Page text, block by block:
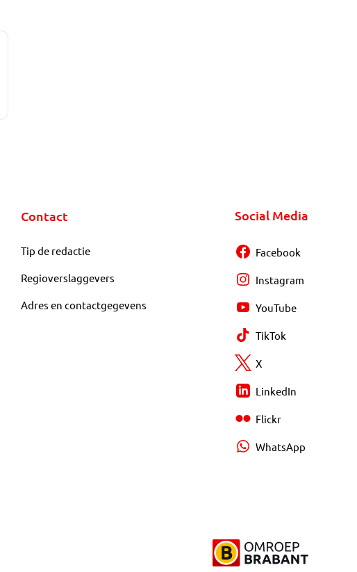
Contact
Tip de redactie
Regioverslaggevers
Adres en contactgegevens
Social Media
Facebook
Instagram
YouTube
TikTok
X
LinkedIn
Flickr
WhatsApp